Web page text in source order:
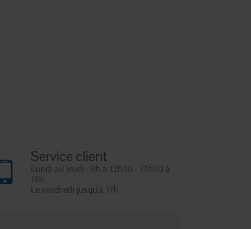
Service client
Lundi au jeudi : 9h à 12h30 - 13h30 à
18h
Le vendredi jusqu'à 17h